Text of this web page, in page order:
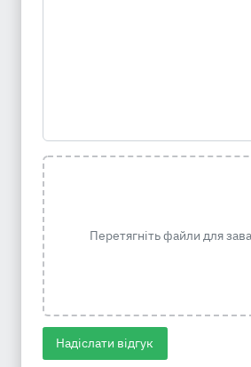
Перетягніть файли для
Надіслати відгук